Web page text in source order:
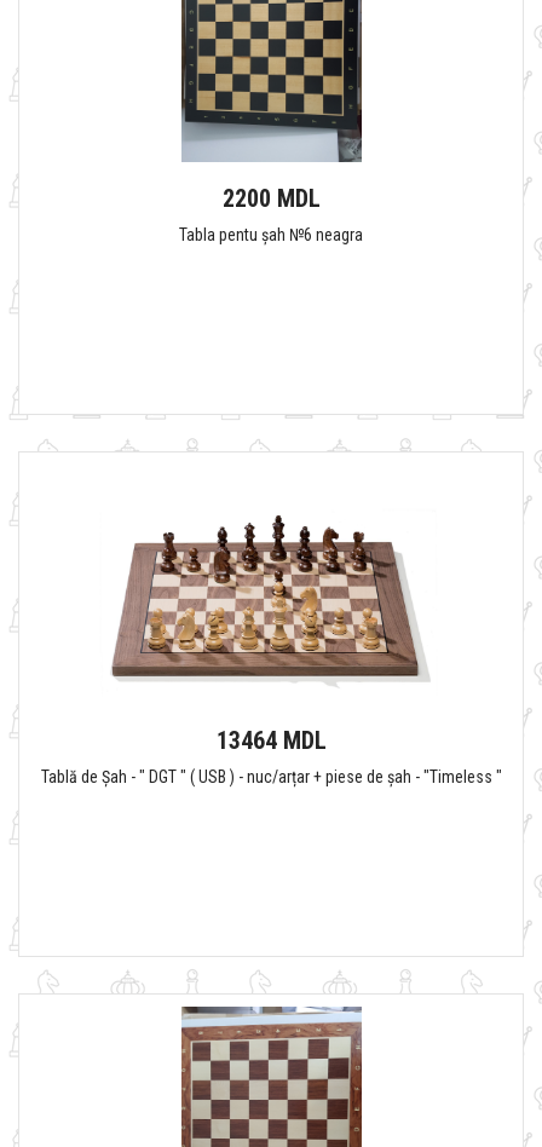
2200 MDL
Tabla pentu șah №6 neagra
13464 MDL
Tablă de Șah - " DGT " ( USB ) - nuc/arțar + piese de șah - "Timeless "